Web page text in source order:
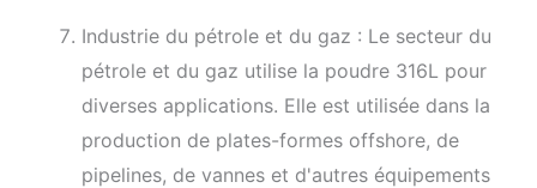
Industrie du pétrole et du gaz : Le secteur du
pétrole et du gaz utilise la poudre 316L pour
diverses applications. Elle est utilisée dans la
production de plates-formes offshore, de
pipelines, de vannes et d'autres équipements